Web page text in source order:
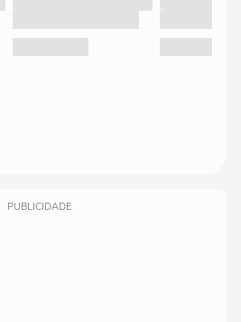
PUBLICIDADE